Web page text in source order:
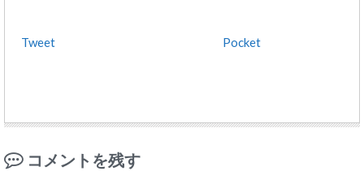
Tweet Pocket
コメントを残す